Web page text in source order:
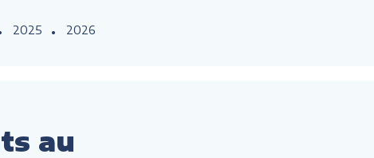
2025 2026
au